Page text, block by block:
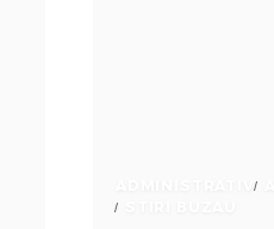
ADMINISTRATIV